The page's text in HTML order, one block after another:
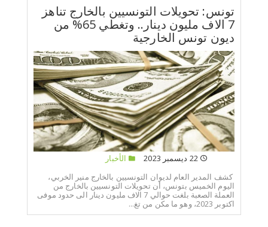
تونس: تحويلات التونسيين بالخارج تناهز
7 الاف مليون دينار.. وتغطي 65% من
ديون تونس الخارجية
22 ديسمبر 2023
الأخبار
كشف المدير العام لديوان التونسيين بالخارج منير الخربي،
اليوم الخميس بتونس، أن تحويلات التونسيين بالخارج من
العملة الصعبة بلغت حوالي 7 الاف مليون دينار الى حدود موفى
اكتوبر 2023، وهو ما مكن من تغ...